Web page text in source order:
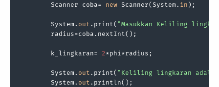
        Scanner coba=
new Scanner(System. in );
        System.
out .print( "Masukkan Keliling
        radius=coba.nextInt();
        k_lingkaran=
2 *phi*radius;
        System.
out .print( "Keliling lingkaran
        System.
out .println();